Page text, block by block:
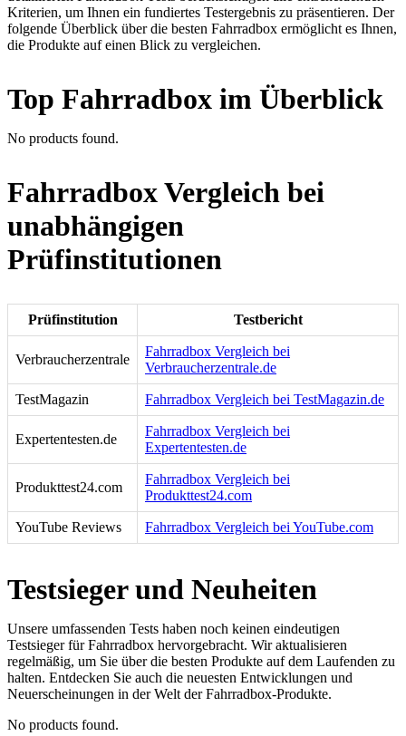
Kriterien, um Ihnen ein fundiertes Testergebnis zu präsentieren. Der
folgende Überblick über die besten Fahrradbox ermöglicht es Ihnen,
die Produkte auf einen Blick zu vergleichen.
Top Fahrradbox im Überblick
No products found.
Fahrradbox Vergleich bei
unabhängigen
Prüfinstitutionen
Prüfinstitution Testbericht
Verbraucherzentrale
Fahrradbox Vergleich bei
Verbraucherzentrale.de
TestMagazin Fahrradbox Vergleich bei TestMagazin.de
Expertentesten.de
Fahrradbox Vergleich bei
Expertentesten.de
Produkttest24.com
Fahrradbox Vergleich bei
Produkttest24.com
YouTube Reviews Fahrradbox Vergleich bei YouTube.com
Testsieger und Neuheiten
Unsere umfassenden Tests haben noch keinen eindeutigen
Testsieger für Fahrradbox hervorgebracht. Wir aktualisieren
regelmäßig, um Sie über die besten Produkte auf dem Laufenden zu
halten. Entdecken Sie auch die neuesten Entwicklungen und
Neuerscheinungen in der Welt der Fahrradbox-Produkte.
No products found.